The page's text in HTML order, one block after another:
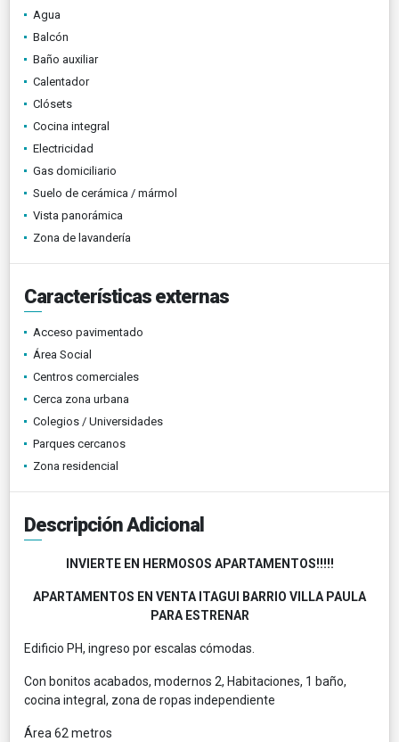
Agua
Balcón
Baño auxiliar
Calentador
Clósets
Cocina integral
Electricidad
Gas domiciliario
Suelo de cerámica / mármol
Vista panorámica
Zona de lavandería
Características externas
Acceso pavimentado
Área Social
Centros comerciales
Cerca zona urbana
Colegios / Universidades
Parques cercanos
Zona residencial
Descripción Adicional
INVIERTE EN HERMOSOS APARTAMENTOS!!!!!
APARTAMENTOS EN VENTA ITAGUI BARRIO VILLA PAULA
PARA ESTRENAR
Edificio PH, ingreso por escalas cómodas.
Con bonitos acabados, modernos 2, Habitaciones, 1 baño,
cocina integral, zona de ropas independiente
Área 62 metros